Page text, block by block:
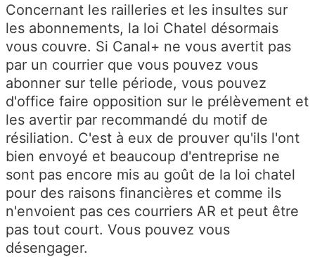
Concernant les railleries et les insultes sur
les abonnements, la loi Chatel désormais
vous couvre. Si Canal+ ne vous avertit pas
par un courrier que vous pouvez vous
abonner sur telle période, vous pouvez
d'office faire opposition sur le prélèvement et
les avertir par recommandé du motif de
résiliation. C'est à eux de prouver qu'ils l'ont
bien envoyé et beaucoup d'entreprise ne
sont pas encore mis au goût de la loi chatel
pour des raisons financières et comme ils
n'envoient pas ces courriers AR et peut être
pas tout court. Vous pouvez vous
désengager.